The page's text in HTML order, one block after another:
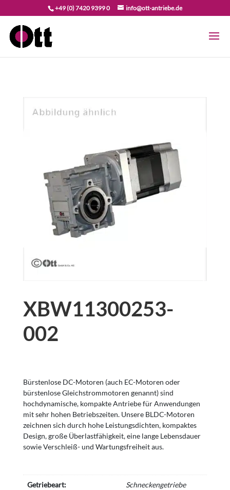
+49 (0) 7420 9399 0 info@ott-antriebe.de
XBW11300253-
002
Bürstenlose DC-Motoren (auch EC-Motoren oder
bürstenlose Gleichstrommotoren genannt) sind
hochdynamische, kompakte Antriebe für Anwendungen
mit sehr hohen Betriebszeiten. Unsere BLDC-Motoren
zeichnen sich durch hohe Leistungsdichten, kompaktes
Design, große Überlastfähigkeit, eine lange Lebensdauer
sowie Verschleiß- und Wartungsfreiheit aus.
Getriebeart: Schneckengetriebe